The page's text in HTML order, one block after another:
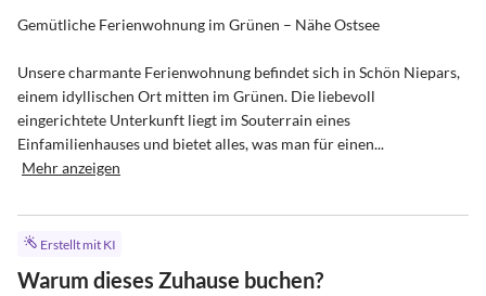
Gemütliche Ferienwohnung im Grünen – Nähe Ostsee
Unsere charmante Ferienwohnung befindet sich in Schön Niepars,
einem idyllischen Ort mitten im Grünen. Die liebevoll
eingerichtete Unterkunft liegt im Souterrain eines
Einfamilienhauses und bietet alles, was man für einen...
Mehr anzeigen
Erstellt mit KI
Warum dieses Zuhause buchen?